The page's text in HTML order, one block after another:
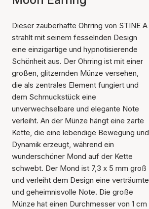
Dieser zauberhafte Ohrring von STINE A
strahlt mit seinem fesselnden Design
eine einzigartige und hypnotisierende
Schönheit aus. Der Ohrring ist mit einer
großen, glitzernden Münze versehen,
die als zentrales Element fungiert und
dem Schmuckstück eine
unverwechselbare und elegante Note
verleiht. An der Münze hängt eine zarte
Kette, die eine lebendige Bewegung und
Dynamik erzeugt, während ein
wunderschöner Mond auf der Kette
schwebt. Der Mond ist 7,3 x 5 mm groß
und verleiht dem Design eine verträumte
und geheimnisvolle Note. Die große
Münze hat einen Durchmesser von 1 cm